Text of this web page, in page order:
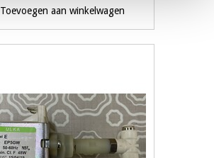
Toevoegen aan winkelwagen